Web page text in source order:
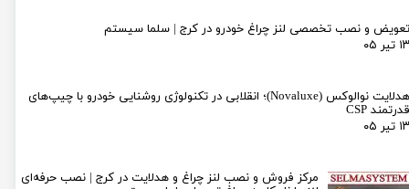
تعویض و نصب تخصصی لنز چراغ خودرو در کرج | سلما سیستم
۱۳ تیر ۰۵
هدلایت نوالوکس (Novaluxe)؛ انقلابی در تکنولوژی روشنایی خودرو با چیپ‌های
قدرتمند CSP
۱۳ تیر ۰۵
مرکز فروش و نصب لنز چراغ و هدلایت در کرج | نصب حرفه‌ای